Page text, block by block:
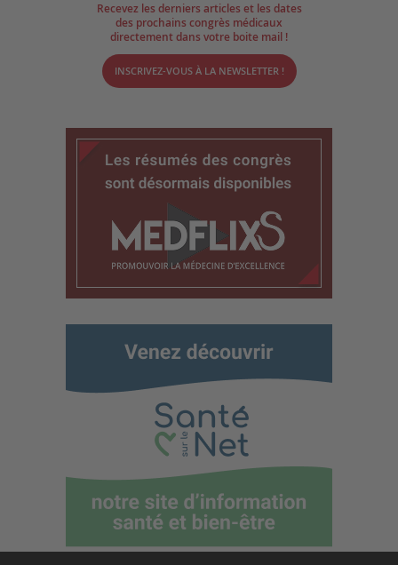
Recevez les derniers articles et les dates
des prochains congrès médicaux
directement dans votre boite mail !
INSCRIVEZ-VOUS À LA NEWSLETTER !